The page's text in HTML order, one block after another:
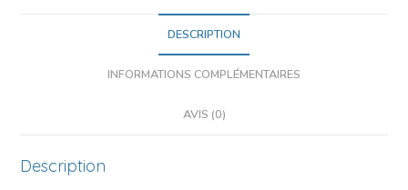
DESCRIPTION
INFORMATIONS COMPLÉMENTAIRES
AVIS (0)
Description